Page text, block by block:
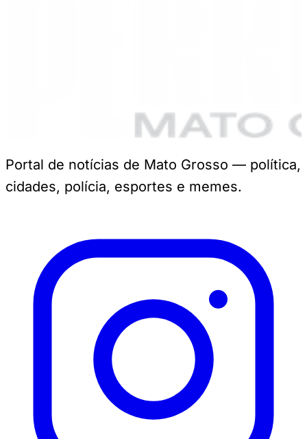
Portal de notícias de Mato Grosso — política,
cidades, polícia, esportes e memes.